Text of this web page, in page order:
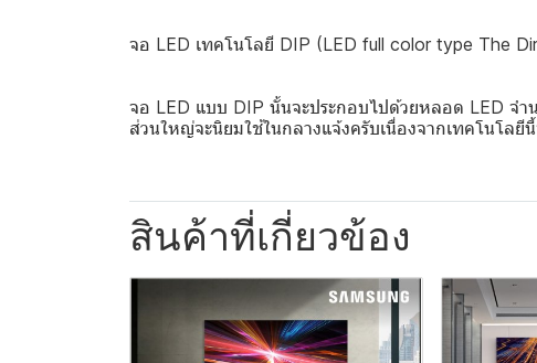
จอ LED เทคโนโลยี DIP (LED full color type The
จอ LED แบบ DIP นั้นจะประกอบไปด้วยหลอด LED จ
ส่วนใหญ่จะนิยมใช้ในกลางแจ้งครับเนื่องจากเทคโนโล
สินค้าที่เกี่ยวข้อง